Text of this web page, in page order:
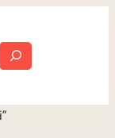
Cerca